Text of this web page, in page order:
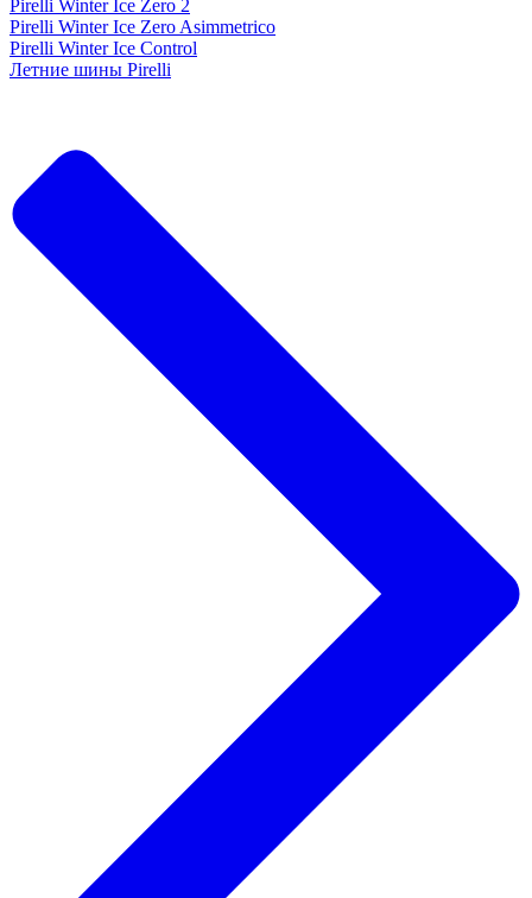
Pirelli Winter Ice Zero 2
Pirelli Winter Ice Zero Asimmetrico
Pirelli Winter Ice Control
Летние шины Pirelli